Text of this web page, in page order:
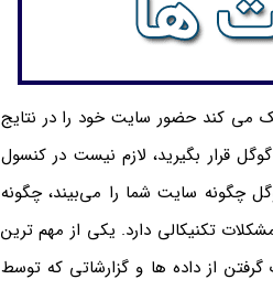
کند حضور سایت خود را در نتایج
قرار بگیرید، لازم نیست در کنسول
چگونه سایت شما را می‌بیند، چگونه
تکنیکالی دارد. یکی از مهم ترین
از داده ها و گزارشاتی که توسط